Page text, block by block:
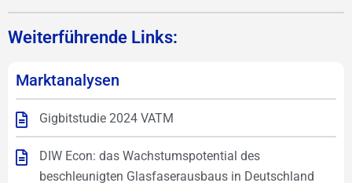
Weiterführende Links:
Marktanalysen
Gigbitstudie 2024 VATM
DIW Econ: das Wachstumspotential des
beschleunigten Glasfaserausbaus in Deutschland